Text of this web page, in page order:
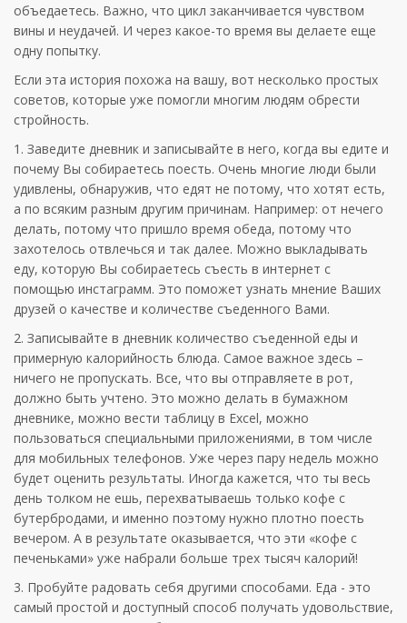
объедаетесь. Важно, что цикл заканчивается чувством
вины и неудачей. И через какое-то время вы делаете еще
одну попытку.
Если эта история похожа на вашу, вот несколько простых
советов, которые уже помогли многим людям обрести
стройность.
1. Заведите дневник и записывайте в него, когда вы едите и
почему Вы собираетесь поесть. Очень многие люди были
удивлены, обнаружив, что едят не потому, что хотят есть,
а по всяким разным другим причинам. Например: от нечего
делать, потому что пришло время обеда, потому что
захотелось отвлечься и так далее. Можно выкладывать
еду, которую Вы собираетесь съесть в интернет с
помощью инстаграмм. Это поможет узнать мнение Ваших
друзей о качестве и количестве съеденного Вами.
2. Записывайте в дневник количество съеденной еды и
примерную калорийность блюда. Самое важное здесь –
ничего не пропускать. Все, что вы отправляете в рот,
должно быть учтено. Это можно делать в бумажном
дневнике, можно вести таблицу в Excel, можно
пользоваться специальными приложениями, в том числе
для мобильных телефонов. Уже через пару недель можно
будет оценить результаты. Иногда кажется, что ты весь
день толком не ешь, перехватываешь только кофе с
бутербродами, и именно поэтому нужно плотно поесть
вечером. А в результате оказывается, что эти «кофе с
печеньками» уже набрали больше трех тысяч калорий!
3. Пробуйте радовать себя другими способами. Еда - это
самый простой и доступный способ получать удовольствие,